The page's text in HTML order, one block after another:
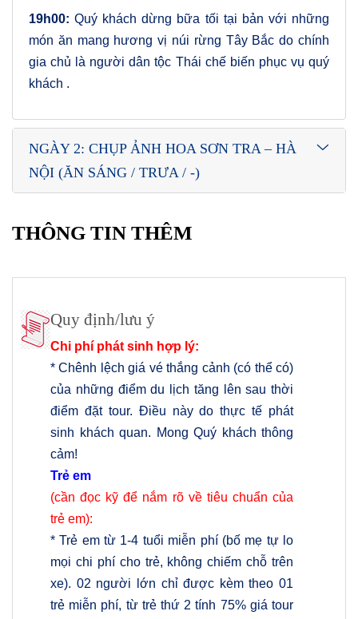
19h00: Quý khách dừng bữa tối tại bản với những
món ăn mang hương vị núi rừng Tây Bắc do chính
gia chủ là người dân tộc Thái chế biến phục vụ quý
khách .
NGÀY 2: CHỤP ẢNH HOA SƠN TRA – HÀ
NỘI (ĂN SÁNG / TRƯA / -)
THÔNG TIN THÊM
Quy định/lưu ý
Chi phí phát sinh hợp lý:
* Chênh lệch giá vé thắng cảnh (có thể có)
của những điểm du lịch tăng lên sau thời
điểm đặt tour. Điều này do thực tế phát
sinh khách quan. Mong Quý khách thông
cảm!
Trẻ em
(cần đọc kỹ để nắm rõ về tiêu chuẩn của
trẻ em):
* Trẻ em từ 1-4 tuổi miễn phí (bố mẹ tự lo
mọi chi phí cho trẻ, không chiếm chỗ trên
xe). 02 người lớn chỉ được kèm theo 01
trẻ miễn phí, từ trẻ thứ 2 tính 75% giá tour